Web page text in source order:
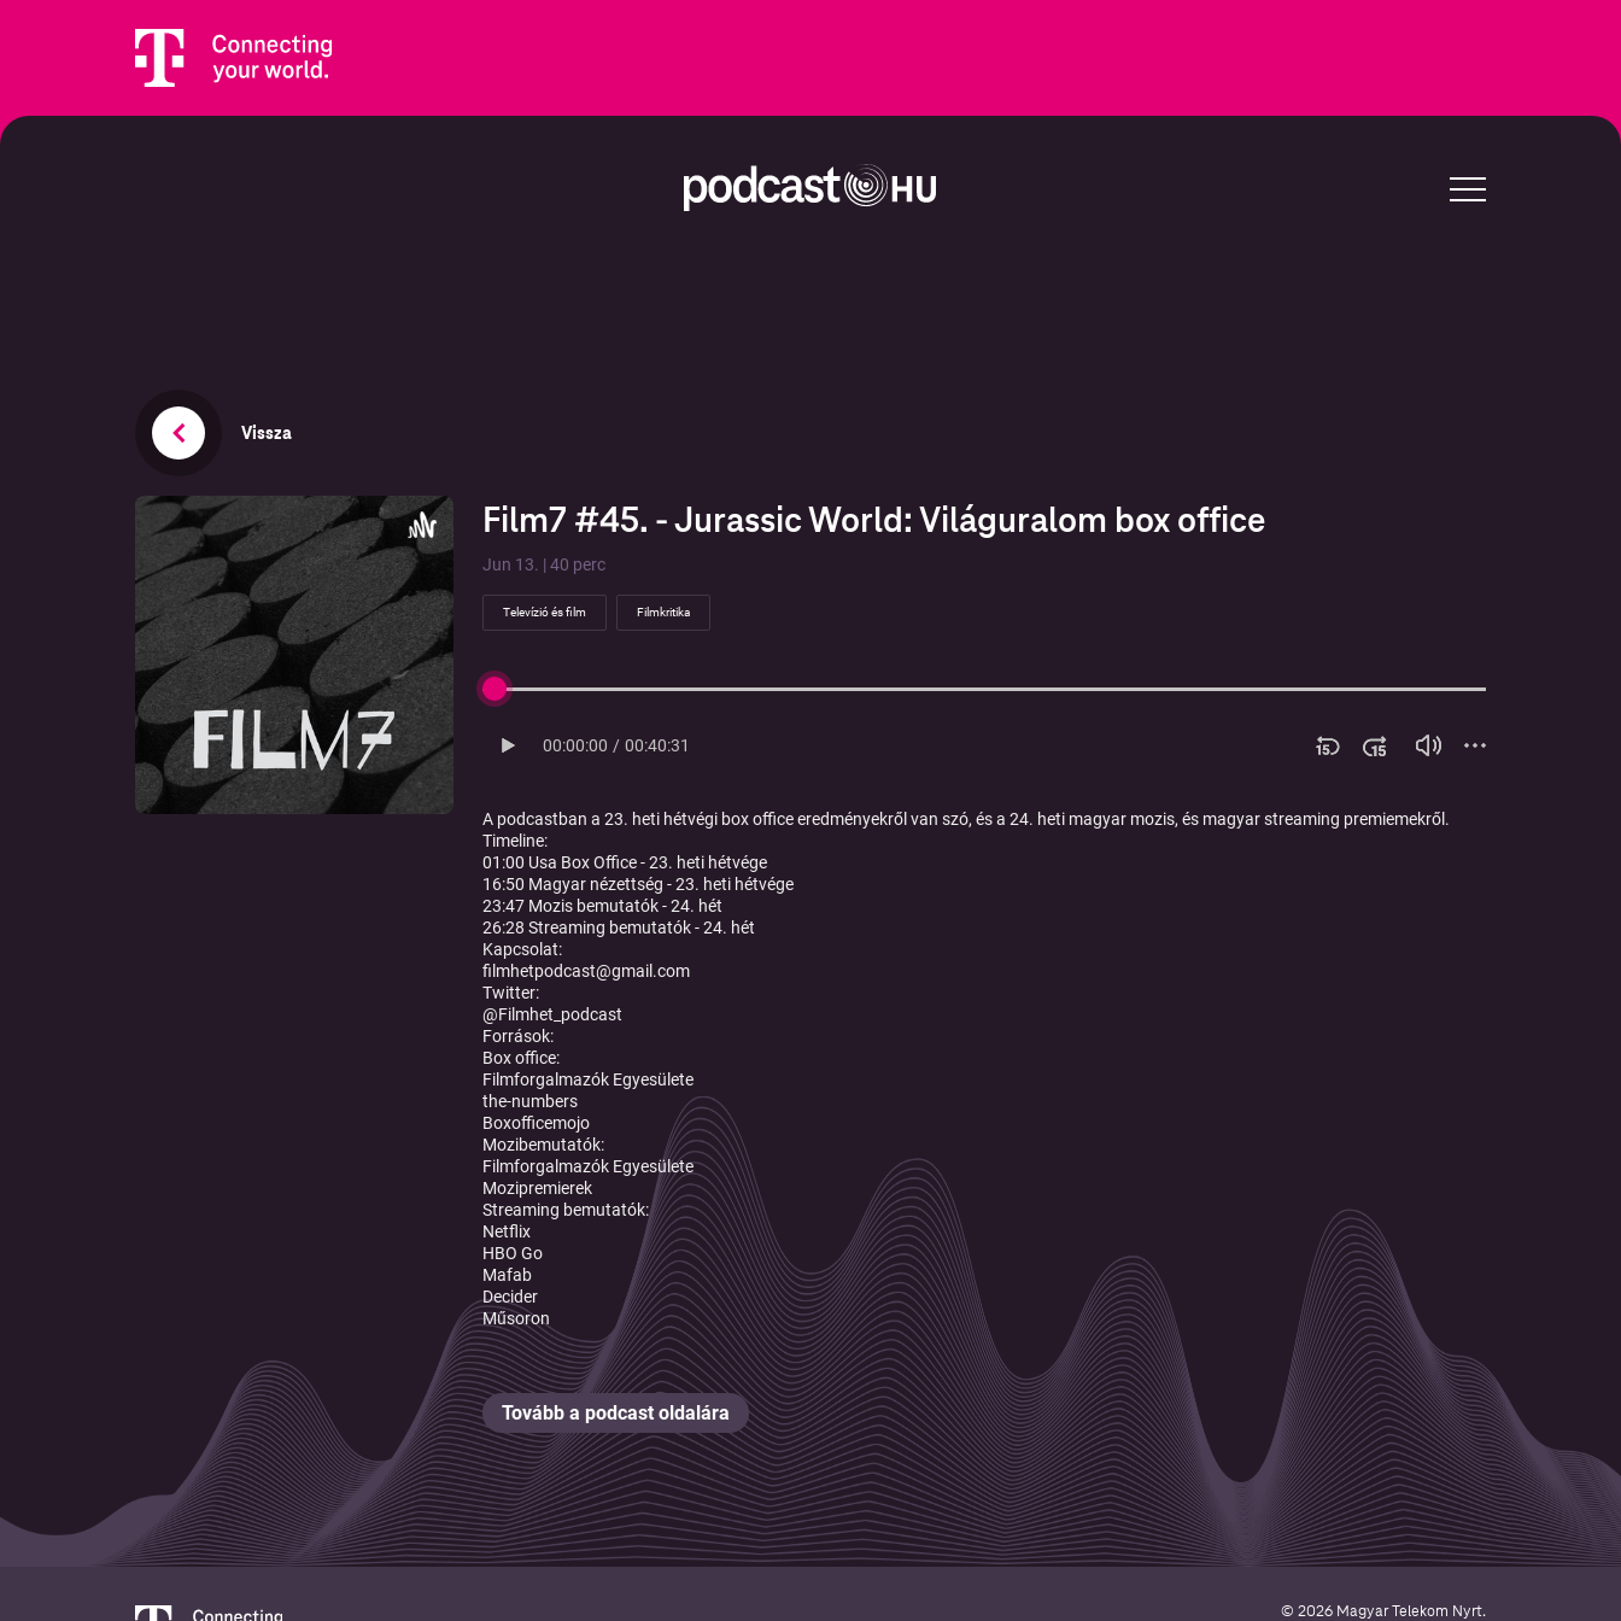
Vissza
Film7 #45. - Jurassic World: Világuralom box office
Jun 13. | 40 perc
Televízió és film Filmkritika
00:00:00 / 00:40:31
A podcastban a 23. heti hétvégi box office eredményekről van szó, és a 24. heti magyar mozis, és magyar streaming premiemekről.
Timeline:
01:00 Usa Box Office - 23. heti hétvége
16:50 Magyar nézettség - 23. heti hétvége
23:47 Mozis bemutatók - 24. hét
26:28 Streaming bemutatók - 24. hét
Kapcsolat:
filmhetpodcast@gmail.com
Twitter:
@Filmhet_podcast
Források:
Box office:
Filmforgalmazók Egyesülete
the-numbers
Boxofficemojo
Mozibemutatók:
Filmforgalmazók Egyesülete
Mozipremierek
Streaming bemutatók:
Netflix
HBO Go
Mafab
Decider
Műsoron
Tovább a podcast oldalára
© 2026 Magyar Telekom Nyrt.